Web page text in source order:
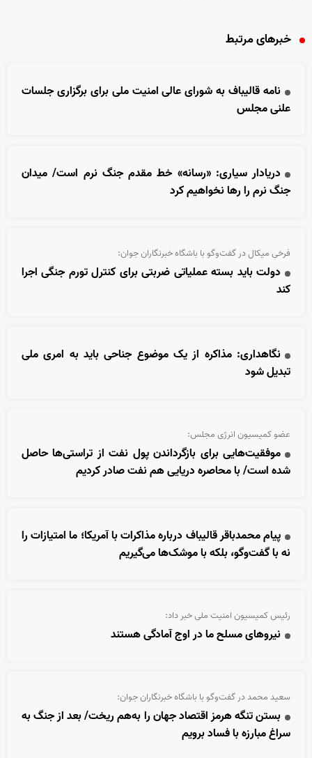
خبرهای مرتبط
نامه قالیباف به شورای عالی امنیت ملی برای برگزاری جلسات
علنی مجلس
دریادار سیاری: «رسانه» خط مقدم جنگ نرم است/ میدان
جنگ نرم را رها نخواهیم کرد
فرخی میکال در گفت‌وگو با باشگاه خبرنگاران جوان:
دولت باید بسته عملیاتی ضربتی برای کنترل تورم جنگی اجرا
کند
نگاهداری: مذاکره از یک موضوع جناحی باید به امری ملی
تبدیل شود
عضو کمیسیون انرژی مجلس:
موفقیت‌هایی برای بازگرداندن پول نفت از تراستی‌ها حاصل
شده است/ با محاصره دریایی هم نفت صادر کردیم
پیام محمدباقر قالیباف درباره مذاکرات با آمریکا؛ ما امتیازات را
نه با گفت‌وگو، بلکه با موشک‌‌ها می‌گیریم
رئیس کمیسیون امنیت ملی خبر داد:
نیروهای مسلح ما در اوج آمادگی هستند
سعید محمد در گفت‌وگو با باشگاه خبرنگاران جوان:
بستن تنگه هرمز اقتصاد جهان را به‌هم ریخت/ بعد از جنگ به
سراغ مبارزه با فساد برویم